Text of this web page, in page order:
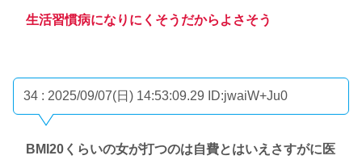
生活習慣病になりにくそうだからよさそう
34 : 2025/09/07(日) 14:53:09.29 ID:jwaiW+Ju0
BMI20くらいの女が打つのは自費とはいえさすがに医